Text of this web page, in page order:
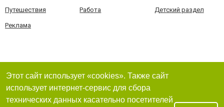
Путешествия Работа Детский раздел
Реклама
Этот сайт использует «cookies». Также сайт
использует интернет-сервис для сбора
технических данных касательно посетителей